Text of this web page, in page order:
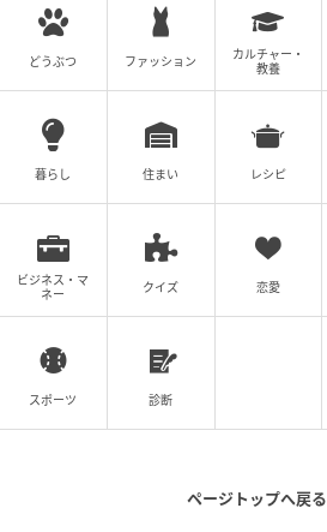
ウーマンエキサイト
どうぶつ ファッション
カルチャー・
教養
暮らし 住まい レシピ
ビジネス・マ
ネー
クイズ 恋愛
スポーツ 診断
ページトップへ戻る